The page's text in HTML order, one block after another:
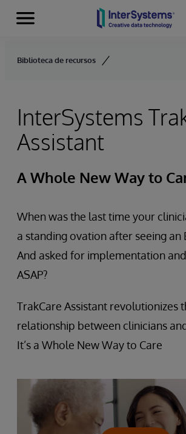
Skip to content
Menu
Biblioteca de recursos
InterSystems
Assistant
A Whole New Way to
When was the last time your
a standing ovation after seeing an
And asked for implementation
ASAP?
TrakCare Assistant revolutionizes
relationship between clinicians
It’s a Whole New Way to Care